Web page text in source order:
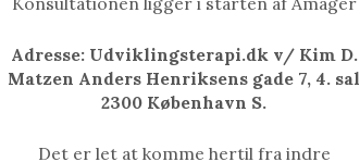
Adresse: Udviklingsterapi.dk v/ Kim D.
Matzen Anders Henriksens gade 7, 4. sal
2300 København S.
Det er let at komme hertil fra indre